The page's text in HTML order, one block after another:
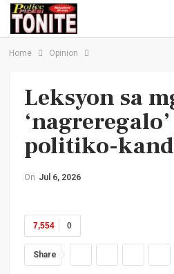
Home Opinion
Leksyon sa
politiko-
On Jul 6, 2026
0
7,554
Share